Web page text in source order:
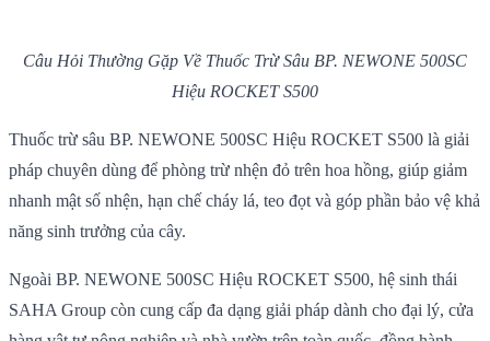
Câu Hỏi Thường Gặp Về Thuốc Trừ Sâu BP. NEWONE 500SC
Hiệu ROCKET S500
Thuốc trừ sâu BP. NEWONE 500SC Hiệu ROCKET S500 là giải
pháp chuyên dùng để phòng trừ nhện đỏ trên hoa hồng, giúp giảm
nhanh mật số nhện, hạn chế cháy lá, teo đọt và góp phần bảo vệ khả
năng sinh trưởng của cây.
Ngoài BP. NEWONE 500SC Hiệu ROCKET S500, hệ sinh thái
SAHA Group còn cung cấp đa dạng giải pháp dành cho đại lý, cửa